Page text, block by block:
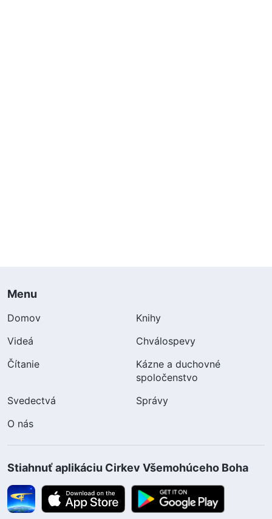
Menu
Domov
Knihy
Videá
Chválospevy
Čítanie
Kázne a duchovné
spoločenstvo
Svedectvá
Správy
O nás
Stiahnuť aplikáciu Cirkev Všemohúceho Boha